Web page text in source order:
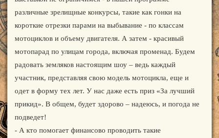
различные зрелищные конкурсы, такие как гонки на
короткие отрезки парами на выбывание - по классам
мотоциклов и объему двигателя. А затем - красивый
мотопарад по улицам города, включая променад. Будем
радовать земляков настоящим шоу – ведь каждый
участник, представляя свою модель мотоцикла, еще и
одет в форму тех лет. У нас даже есть приз «За лучший
прикид». В общем, будет здорово – надеюсь, и погода не
подведет!
- А кто помогает финансово проводить такие